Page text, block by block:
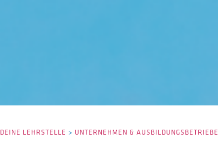
DEINE LEHRSTELLE > UNTERNEHMEN & AUSBILDUNGSBETRIEBE